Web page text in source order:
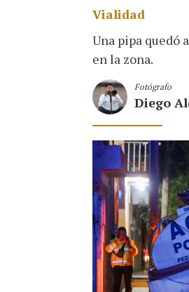
Vialidad
Una pipa quedó
en la zona.
Fotógrafo
Diego